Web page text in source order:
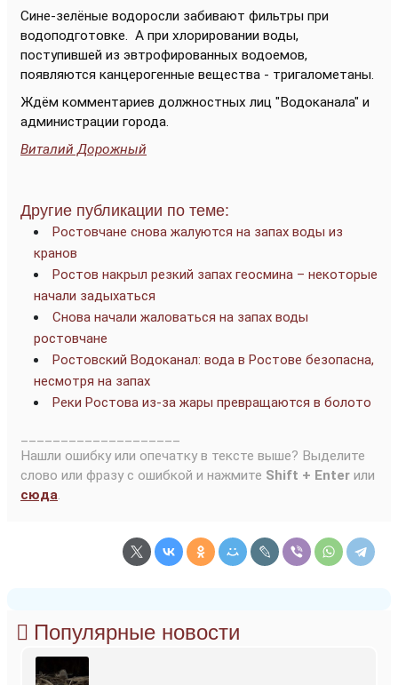
Сине-зелёные водоросли забивают фильтры при
водоподготовке. А при хлорировании воды,
поступившей из эвтрофированных водоемов,
появляются канцерогенные вещества - тригалометаны.
Ждём комментариев должностных лиц "Водоканала" и
администрации города.
Виталий Дорожный
Другие публикации по теме:
Ростовчане снова жалуются на запах воды из
кранов
Ростов накрыл резкий запах геосмина – некоторые
начали задыхаться
Снова начали жаловаться на запах воды
ростовчане
Ростовский Водоканал: вода в Ростове безопасна,
несмотря на запах
Реки Ростова из-за жары превращаются в болото
Нашли ошибку или опечатку в тексте выше? Выделите
слово или фразу с ошибкой и нажмите Shift + Enter или
сюда.
Популярные новости